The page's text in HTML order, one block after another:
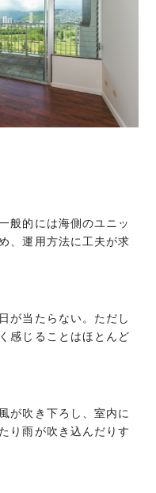
般的には海側のユニッ
、運用方法に工夫が求
が当たらない。ただし
感じることはほとんど
が吹き下ろし、室内に
り雨が吹き込んだりす